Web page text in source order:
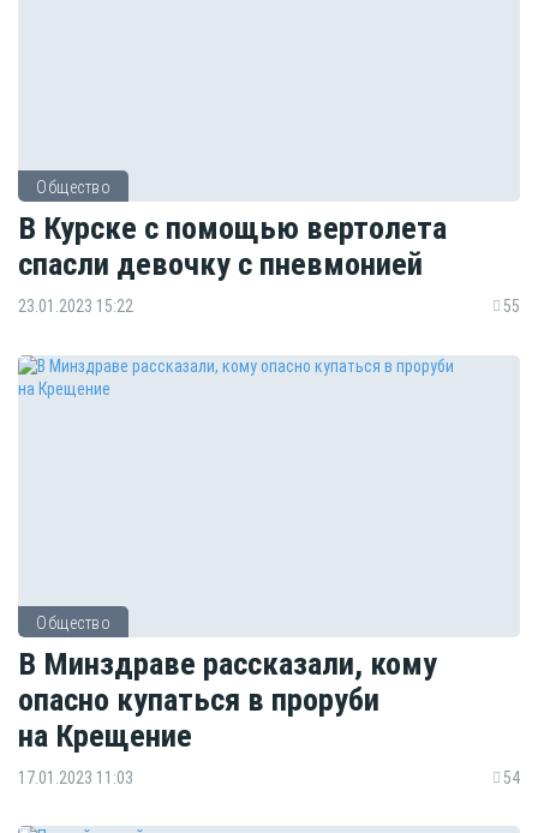
Общество
В Курске с помощью вертолета
спасли девочку с пневмонией
23.01.2023 15:22 55
Общество
В Минздраве рассказали, кому
опасно купаться в проруби
на Крещение
17.01.2023 11:03 54